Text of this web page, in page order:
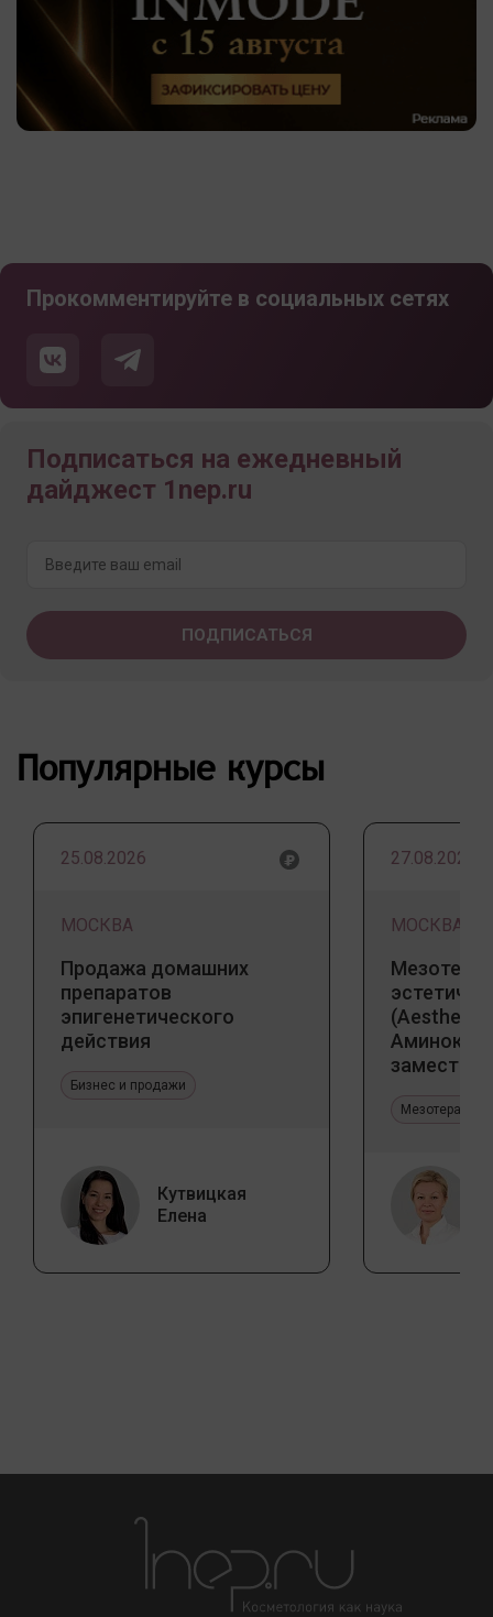
Прокомментируйте в социальных сетях
Подписаться на ежедневный
дайджест 1nep.ru
Популярные курсы
25.08.2026
МОСКВА
Продажа домашних
препаратов
эпигенетического
действия
Бизнес и продажи
Кутвицкая
Елена
27.08.2026
МОСКВА
(Aesthetic
Мезотерапия